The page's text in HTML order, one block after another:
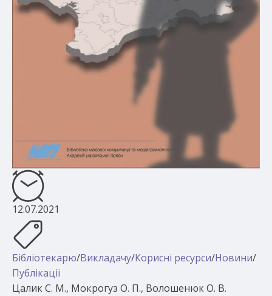
12.07.2021
Бібліотекарю/Викладачу/Корисні ресурси/Новини/
Публікації
Цалик С. М., Мокрогуз О. П., Волошенюк О. В.